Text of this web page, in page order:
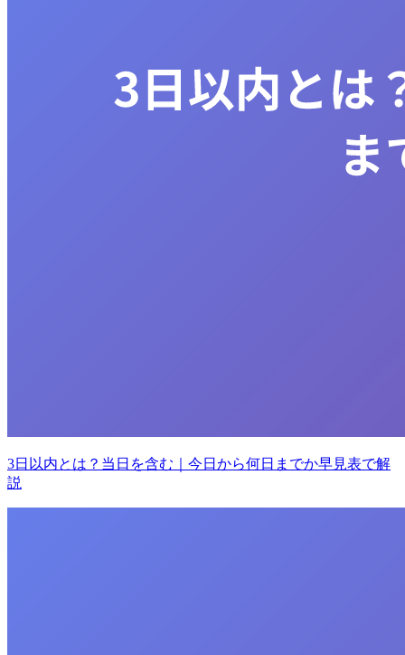
3日以内とは？当日を含む｜今日から何日までか早見表で解
説